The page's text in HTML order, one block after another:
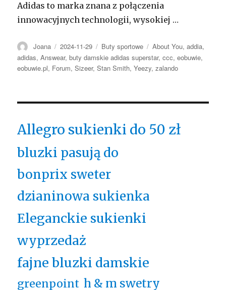
Adidas to marka znana z połączenia
innowacyjnych technologii, wysokiej …
Autor
Joana Opublikowano
2024-11-29 Kategorie
Buty sportowe Tagi
About You,addia,
adidas,Answear,buty damskie adidas superstar,ccc,eobuwie,
eobuwie.pl, Forum,Sizeer,Stan Smith,Yeezy,zalando
Allegro sukienki do 50 zł
bluzki pasują do
bonprix sweter
dzianinowa sukienka
Eleganckie sukienki
wyprzedaż
fajne bluzki damskie
greenpoint h & m swetry